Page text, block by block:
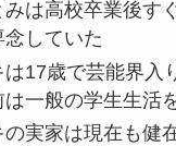
みは高校卒業後す
していた
17歳で芸能界入
は一般の学生生活
実家は現在も健